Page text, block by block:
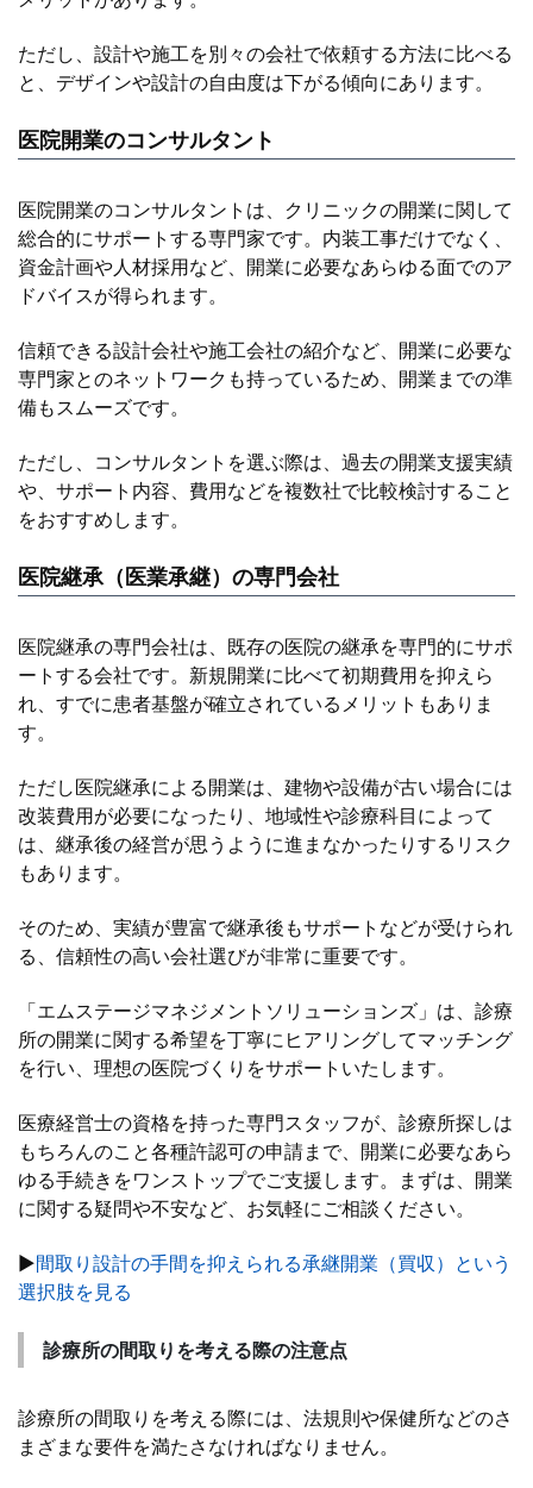
ただし、設計や施工を別々の会社で依頼する方法に比べる
と、デザインや設計の自由度は下がる傾向にあります。
医院開業のコンサルタント
医院開業のコンサルタントは、クリニックの開業に関して
総合的にサポートする専門家です。内装工事だけでなく、
資金計画や人材採用など、開業に必要なあらゆる面でのア
ドバイスが得られます。
信頼できる設計会社や施工会社の紹介など、開業に必要な
専門家とのネットワークも持っているため、開業までの準
備もスムーズです。
ただし、コンサルタントを選ぶ際は、過去の開業支援実績
や、サポート内容、費用などを複数社で比較検討すること
をおすすめします。
医院継承（医業承継）の専門会社
医院継承の専門会社は、既存の医院の継承を専門的にサポ
ートする会社です。新規開業に比べて初期費用を抑えら
れ、すでに患者基盤が確立されているメリットもありま
す。
ただし医院継承による開業は、建物や設備が古い場合には
改装費用が必要になったり、地域性や診療科目によって
は、継承後の経営が思うように進まなかったりするリスク
もあります。
そのため、実績が豊富で継承後もサポートなどが受けられ
る、信頼性の高い会社選びが非常に重要です。
「エムステージマネジメントソリューションズ」は、診療
所の開業に関する希望を丁寧にヒアリングしてマッチング
を行い、理想の医院づくりをサポートいたします。
医療経営士の資格を持った専門スタッフが、診療所探しは
もちろんのこと各種許認可の申請まで、開業に必要なあら
ゆる手続きをワンストップでご支援します。まずは、開業
に関する疑問や不安など、お気軽にご相談ください。
▶間取り設計の手間を抑えられる承継開業（買収）という
選択肢を見る
診療所の間取りを考える際の注意点
診療所の間取りを考える際には、法規則や保健所などのさ
まざまな要件を満たさなければなりません。